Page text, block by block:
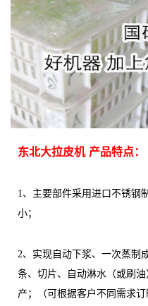
东北大拉皮机 产品特点：
1、主要部件采用进口不锈钢
小；
2、实现自动下浆、一次蒸制
条、切片、自动淋水（或刷
产；（可根据客户不同需求订